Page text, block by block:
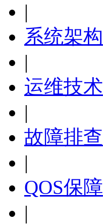
|
系统架构
|
运维技术
|
故障排查
|
QOS保障
|